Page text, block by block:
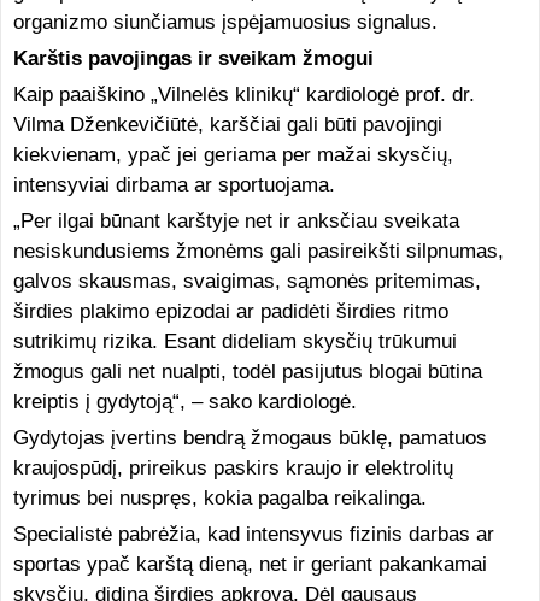
organizmo siunčiamus įspėjamuosius signalus.
Karštis pavojingas ir sveikam žmogui
Kaip paaiškino „Vilnelės klinikų“ kardiologė prof. dr.
Vilma Dženkevičiūtė, karščiai gali būti pavojingi
kiekvienam, ypač jei geriama per mažai skysčių,
intensyviai dirbama ar sportuojama.
„Per ilgai būnant karštyje net ir anksčiau sveikata
nesiskundusiems žmonėms gali pasireikšti silpnumas,
galvos skausmas, svaigimas, sąmonės pritemimas,
širdies plakimo epizodai ar padidėti širdies ritmo
sutrikimų rizika. Esant dideliam skysčių trūkumui
žmogus gali net nualpti, todėl pasijutus blogai būtina
kreiptis į gydytoją“, – sako kardiologė.
Gydytojas įvertins bendrą žmogaus būklę, pamatuos
kraujospūdį, prireikus paskirs kraujo ir elektrolitų
tyrimus bei nuspręs, kokia pagalba reikalinga.
Specialistė pabrėžia, kad intensyvus fizinis darbas ar
sportas ypač karštą dieną, net ir geriant pakankamai
skysčių, didina širdies apkrovą. Dėl gausaus